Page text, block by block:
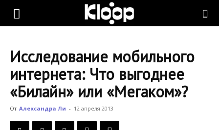
KLOOP.KG
Новости
Исследование мобильного
интернета: Что выгоднее
«Билайн» или «Мегаком»?
От Александра Ли - 12 апреля 2013